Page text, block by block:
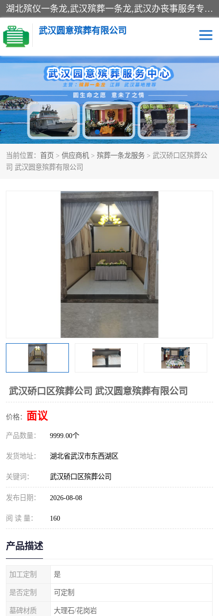
湖北殡仪一条龙,武汉殡葬一条龙,武汉办丧事服务专理红白佛事、病人临终关怀、医院或家中老人去世穿寿衣、灵车遗体接运、殡仪馆告别厅预约、办理火葬场手续、民俗丧事策划、遗体告别仪式、民俗礼仪服务、殡葬礼仪策划、陵园墓位导购、寺庙塔位择吉、往生功德策划、民俗功德策划、异地殡葬礼仪服务、异地骨灰接送返乡
武汉圆意殡葬有限公司
当前位置： 首页 > 供应商机 > 殡葬一条龙服务 > 武汉硚口区殡葬公
司 武汉圆意殡葬有限公司
武汉硚口区殡葬公司 武汉圆意殡葬有限公司
价格： 面议
产品数量： 9999.00个
发货地址： 湖北省武汉市东西湖区
关键词： 武汉硚口区殡葬公司
发布日期： 2026-08-08
阅 读 量： 160
产品描述
加工定制 是
是否定制 可定制
墓碑材质 大理石/花岗岩
殡葬一条龙服务 江葬一条龙服务
武汉锦辉天堂文化园 仙鹤湖湿地公园
长乐园陵园 万福净土陵园
武汉市阳逻九龙宫陵园 石门峰人文纪念园